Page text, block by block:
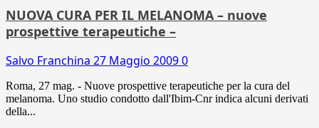
NUOVA CURA PER IL MELANOMA – nuove
prospettive terapeutiche –
Salvo Franchina 27 Maggio 20090
Roma, 27 mag. - Nuove prospettive terapeutiche per la cura del
melanoma. Uno studio condotto dall'Ibim-Cnr indica alcuni derivati
della...